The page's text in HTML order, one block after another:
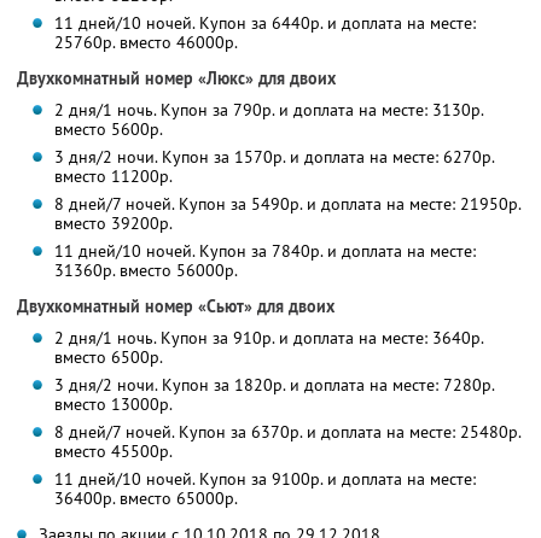
11 дней/10 ночей. Купон за 6440р. и доплата на месте:
25760р. вместо 46000р.
Двухкомнатный номер «Люкс» для двоих
2 дня/1 ночь. Купон за 790р. и доплата на месте: 3130р.
вместо 5600р.
3 дня/2 ночи. Купон за 1570р. и доплата на месте: 6270р.
вместо 11200р.
8 дней/7 ночей. Купон за 5490р. и доплата на месте: 21950р.
вместо 39200р.
11 дней/10 ночей. Купон за 7840р. и доплата на месте:
31360р. вместо 56000р.
Двухкомнатный номер «Сьют» для двоих
2 дня/1 ночь. Купон за 910р. и доплата на месте: 3640р.
вместо 6500р.
3 дня/2 ночи. Купон за 1820р. и доплата на месте: 7280р.
вместо 13000р.
8 дней/7 ночей. Купон за 6370р. и доплата на месте: 25480р.
вместо 45500р.
11 дней/10 ночей. Купон за 9100р. и доплата на месте:
36400р. вместо 65000р.